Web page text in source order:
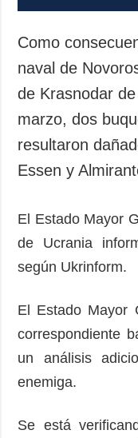
Como
naval de
de Krasnodar
marzo, dos
resultaron
Essen y
El Estado Mayor
de Ucrania
según Ukrinform.
El Estado Mayor
correspondiente
un análisis
enemiga.
Se está